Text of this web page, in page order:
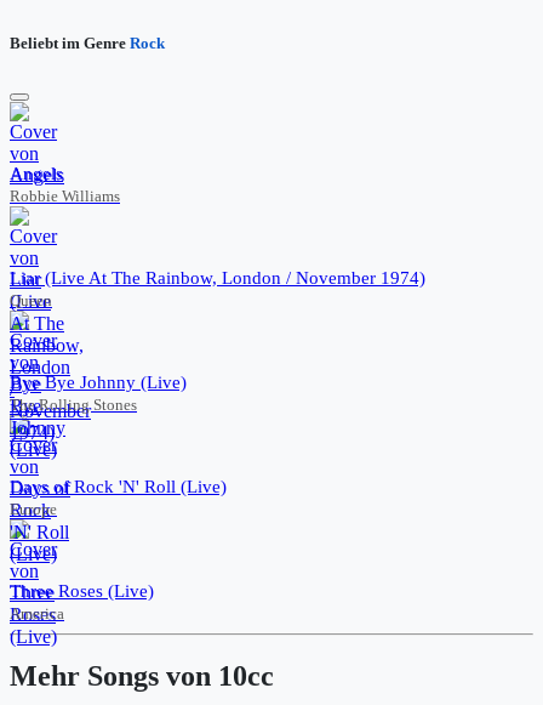
Beliebt im Genre Rock
Angels
Robbie Williams
Liar (Live At The Rainbow, London / November 1974)
Queen
Bye Bye Johnny (Live)
The Rolling Stones
Days of Rock 'N' Roll (Live)
Europe
Three Roses (Live)
America
Mehr Songs von 10cc